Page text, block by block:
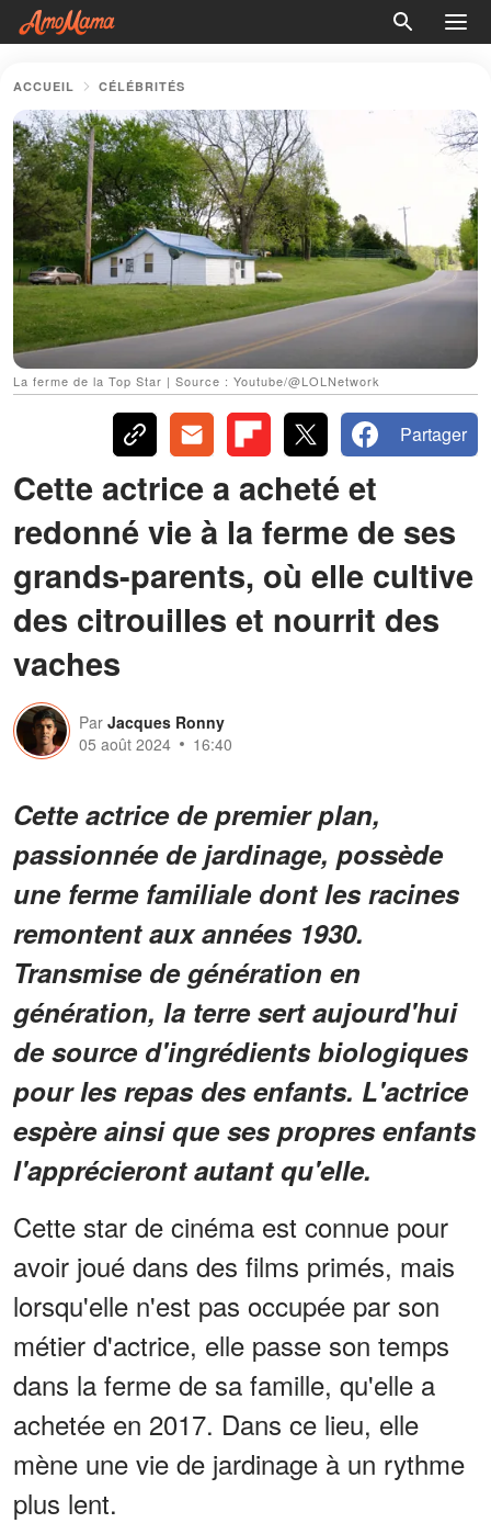
ACCUEIL CÉLÉBRITÉS
La ferme de la Top Star | Source : Youtube/@LOLNetwork
Partager
Cette actrice a acheté et
redonné vie à la ferme de ses
grands-parents, où elle cultive
des citrouilles et nourrit des
vaches
Par Jacques Ronny
05 août 2024
16:40
Cette actrice de premier plan,
passionnée de jardinage, possède
une ferme familiale dont les racines
remontent aux années 1930.
Transmise de génération en
génération, la terre sert aujourd'hui
de source d'ingrédients biologiques
pour les repas des enfants. L'actrice
espère ainsi que ses propres enfants
l'apprécieront autant qu'elle.
Cette star de cinéma est connue pour
avoir joué dans des films primés, mais
lorsqu'elle n'est pas occupée par son
métier d'actrice, elle passe son temps
dans la ferme de sa famille, qu'elle a
achetée en 2017. Dans ce lieu, elle
mène une vie de jardinage à un rythme
plus lent.